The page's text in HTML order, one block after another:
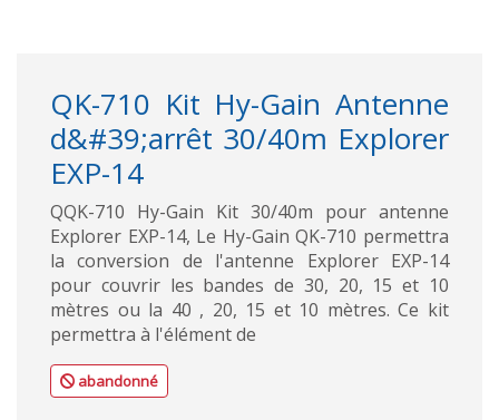
QK-710 Kit Hy-Gain Antenne
d&#39;arrêt 30/40m Explorer
EXP-14
QQK-710 Hy-Gain Kit 30/40m pour antenne
Explorer EXP-14, Le Hy-Gain QK-710 permettra
la conversion de l'antenne Explorer EXP-14
pour couvrir les bandes de 30, 20, 15 et 10
mètres ou la 40 , 20, 15 et 10 mètres. Ce kit
permettra à l'élément de
abandonné